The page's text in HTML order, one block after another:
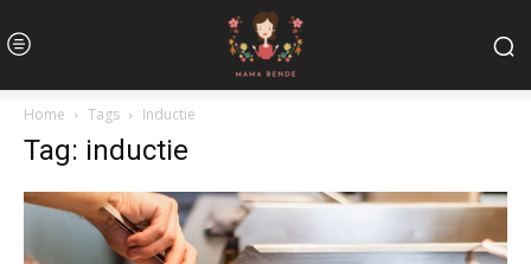
Home Tags Inductie
Tag: inductie